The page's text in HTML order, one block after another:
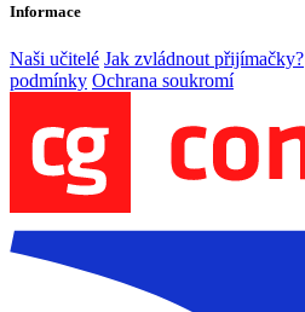
Informace
Naši učitelé Jak zvládnout přijímačky?
podmínky Ochrana soukromí